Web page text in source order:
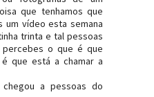
que tenhamos que
um vídeo esta semana
trinta e tal pessoas
o que é que
que está a chamar a
a pessoas do